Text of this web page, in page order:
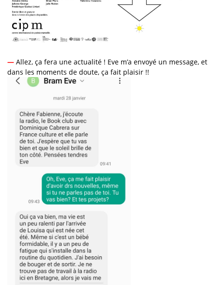
— Allez, ça fera une actualité ! Eve m’a envoyé un message, et
dans les moments de doute, ça fait plaisir !!